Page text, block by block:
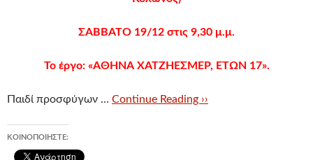
ΣΑΒΒΑΤΟ 19/12 στις 9,30 μ.μ.
Το έργο: «ΑΘΗΝΑ ΧΑΤΖΗΕΣΜΕΡ, ΕΤΩΝ 17».
Παιδί προσφύγων … Continue Reading ››
ΚΟΙΝΟΠΟΙΉΣΤΕ: